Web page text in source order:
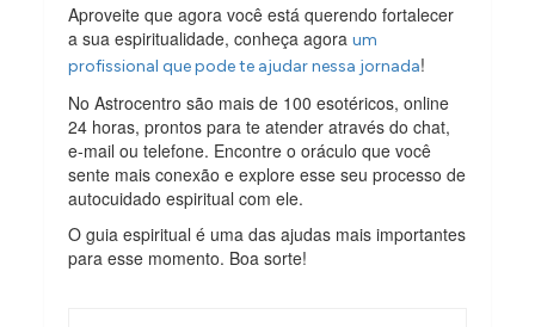
Aproveite que agora você está querendo fortalecer
a sua espiritualidade, conheça agoraum
profissional que pode te ajudar nessa jornada!
No Astrocentro são mais de 100 esotéricos, online
24 horas, prontos para te atender através do chat,
e-mail ou telefone. Encontre o oráculo que você
sente mais conexão e explore esse seu processo de
autocuidado espiritual com ele.
O guia espiritual é uma das ajudas mais importantes
para esse momento. Boa sorte!